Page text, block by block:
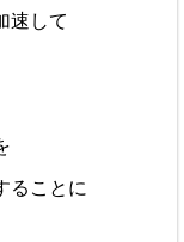
速して
ることに